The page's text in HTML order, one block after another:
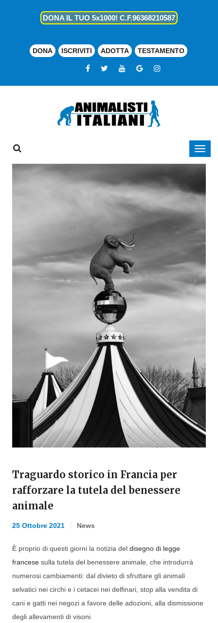
DONA IL TUO 5x1000! C.F.96368210587
DONA ISCRIVITI ADOTTA TESTAMENTO
Traguardo storico in Francia per
rafforzare la tutela del benessere
animale
25 Ottobre 2021 News
È proprio di questi giorni la notizia del disegno di legge
francese sulla tutela del benessere animale, che introdurrà
numerosi cambiamenti: dal divieto di sfruttare gli animali
selvatici nei circhi e i cetacei nei delfinari, stop alla vendita di
cani e gatti nei negozi a favore delle adozioni, alla dismissione
degli allevamenti di visoni.